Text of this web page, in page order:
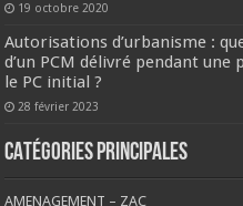
19 octobre 2020
Autorisations d’urbanisme :
d’un PCM délivré pendant
le PC initial ?
28 février 2023
CATÉGORIES PRINCIPALES
AMENAGEMENT – ZAC